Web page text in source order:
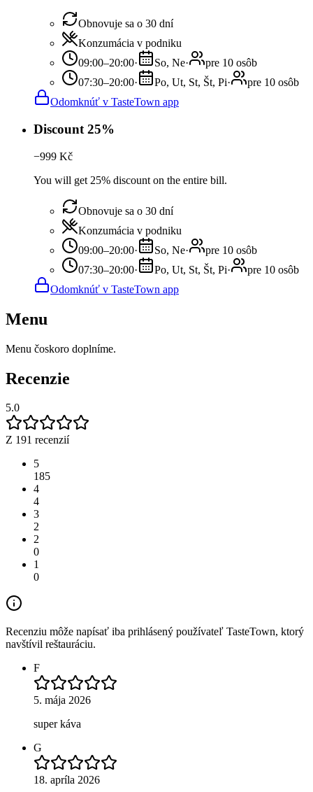
Obnovuje sa o 30 dní
Konzumácia v podniku
09:00–20:00· So, Ne·
pre 10 osôb
07:30–20:00· Po, Ut, St, Št, Pi·
pre 10 osôb
Odomknúť v TasteTown app
Discount 25%
−999 Kč
You will get 25% discount on the entire bill.
Obnovuje sa o 30 dní
Konzumácia v podniku
09:00–20:00· So, Ne·
pre 10 osôb
07:30–20:00· Po, Ut, St, Št, Pi·
pre 10 osôb
Odomknúť v TasteTown app
Menu
Menu čoskoro doplníme.
Recenzie
5.0
Z 191 recenzií
5
185
4
4
3
2
2
0
1
0
Recenziu môže napísať iba prihlásený používateľ TasteTown, ktorý
navštívil reštauráciu.
F
5. mája 2026
super káva
G
18. apríla 2026